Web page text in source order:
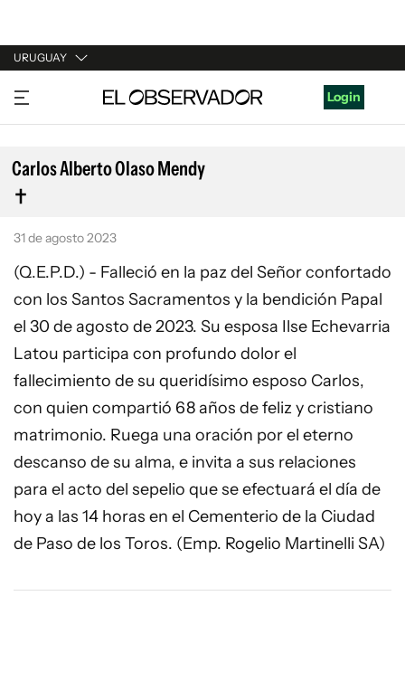
URUGUAY
URUGUAY
ARGENTINA
ESPAÑA
ESTADOS UNIDOS
Login
Carlos Alberto Olaso Mendy
31 de agosto 2023
(Q.E.P.D.) - Falleció en la paz del Señor confortado
con los Santos Sacramentos y la bendición Papal
el 30 de agosto de 2023. Su esposa Ilse Echevarria
Latou participa con profundo dolor el
fallecimiento de su queridísimo esposo Carlos,
con quien compartió 68 años de feliz y cristiano
matrimonio. Ruega una oración por el eterno
descanso de su alma, e invita a sus relaciones
para el acto del sepelio que se efectuará el día de
hoy a las 14 horas en el Cementerio de la Ciudad
de Paso de los Toros. (Emp. Rogelio Martinelli SA)